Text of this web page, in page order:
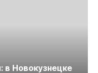
в Новокузнецке